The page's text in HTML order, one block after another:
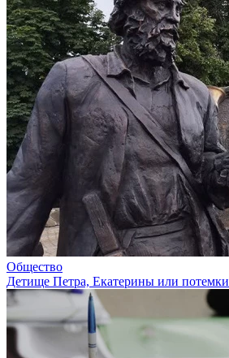
Общество
Детище Петра, Екатерины или